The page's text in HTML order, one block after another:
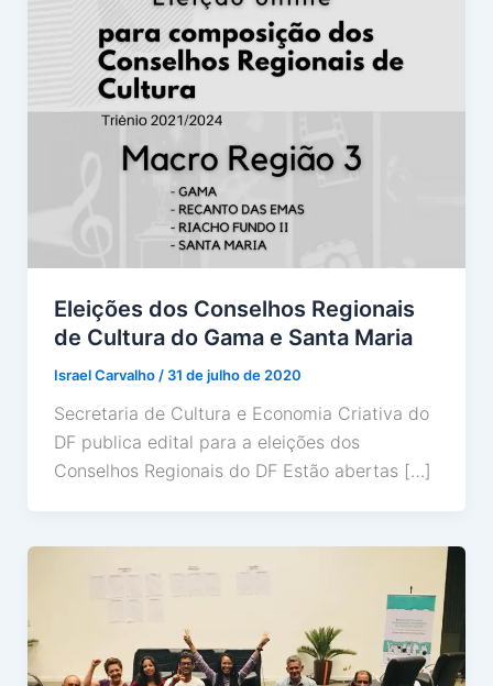
Eleições dos Conselhos Regionais
de Cultura do Gama e Santa Maria
Israel Carvalho / 31 de julho de 2020
Secretaria de Cultura e Economia Criativa do
DF publica edital para a eleições dos
Conselhos Regionais do DF Estão abertas […]